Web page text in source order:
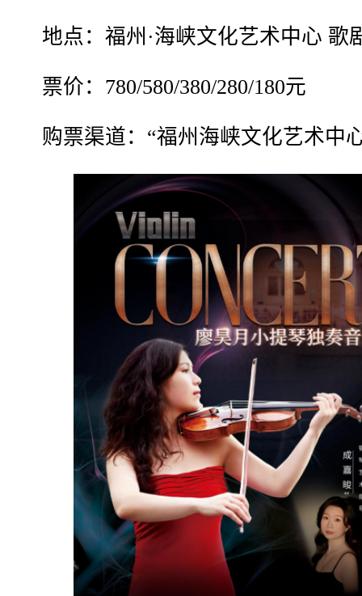
地点：福州·海峡文化艺术中心 歌
票价：780/580/380/280/180元
购票渠道：“福州海峡文化艺术中